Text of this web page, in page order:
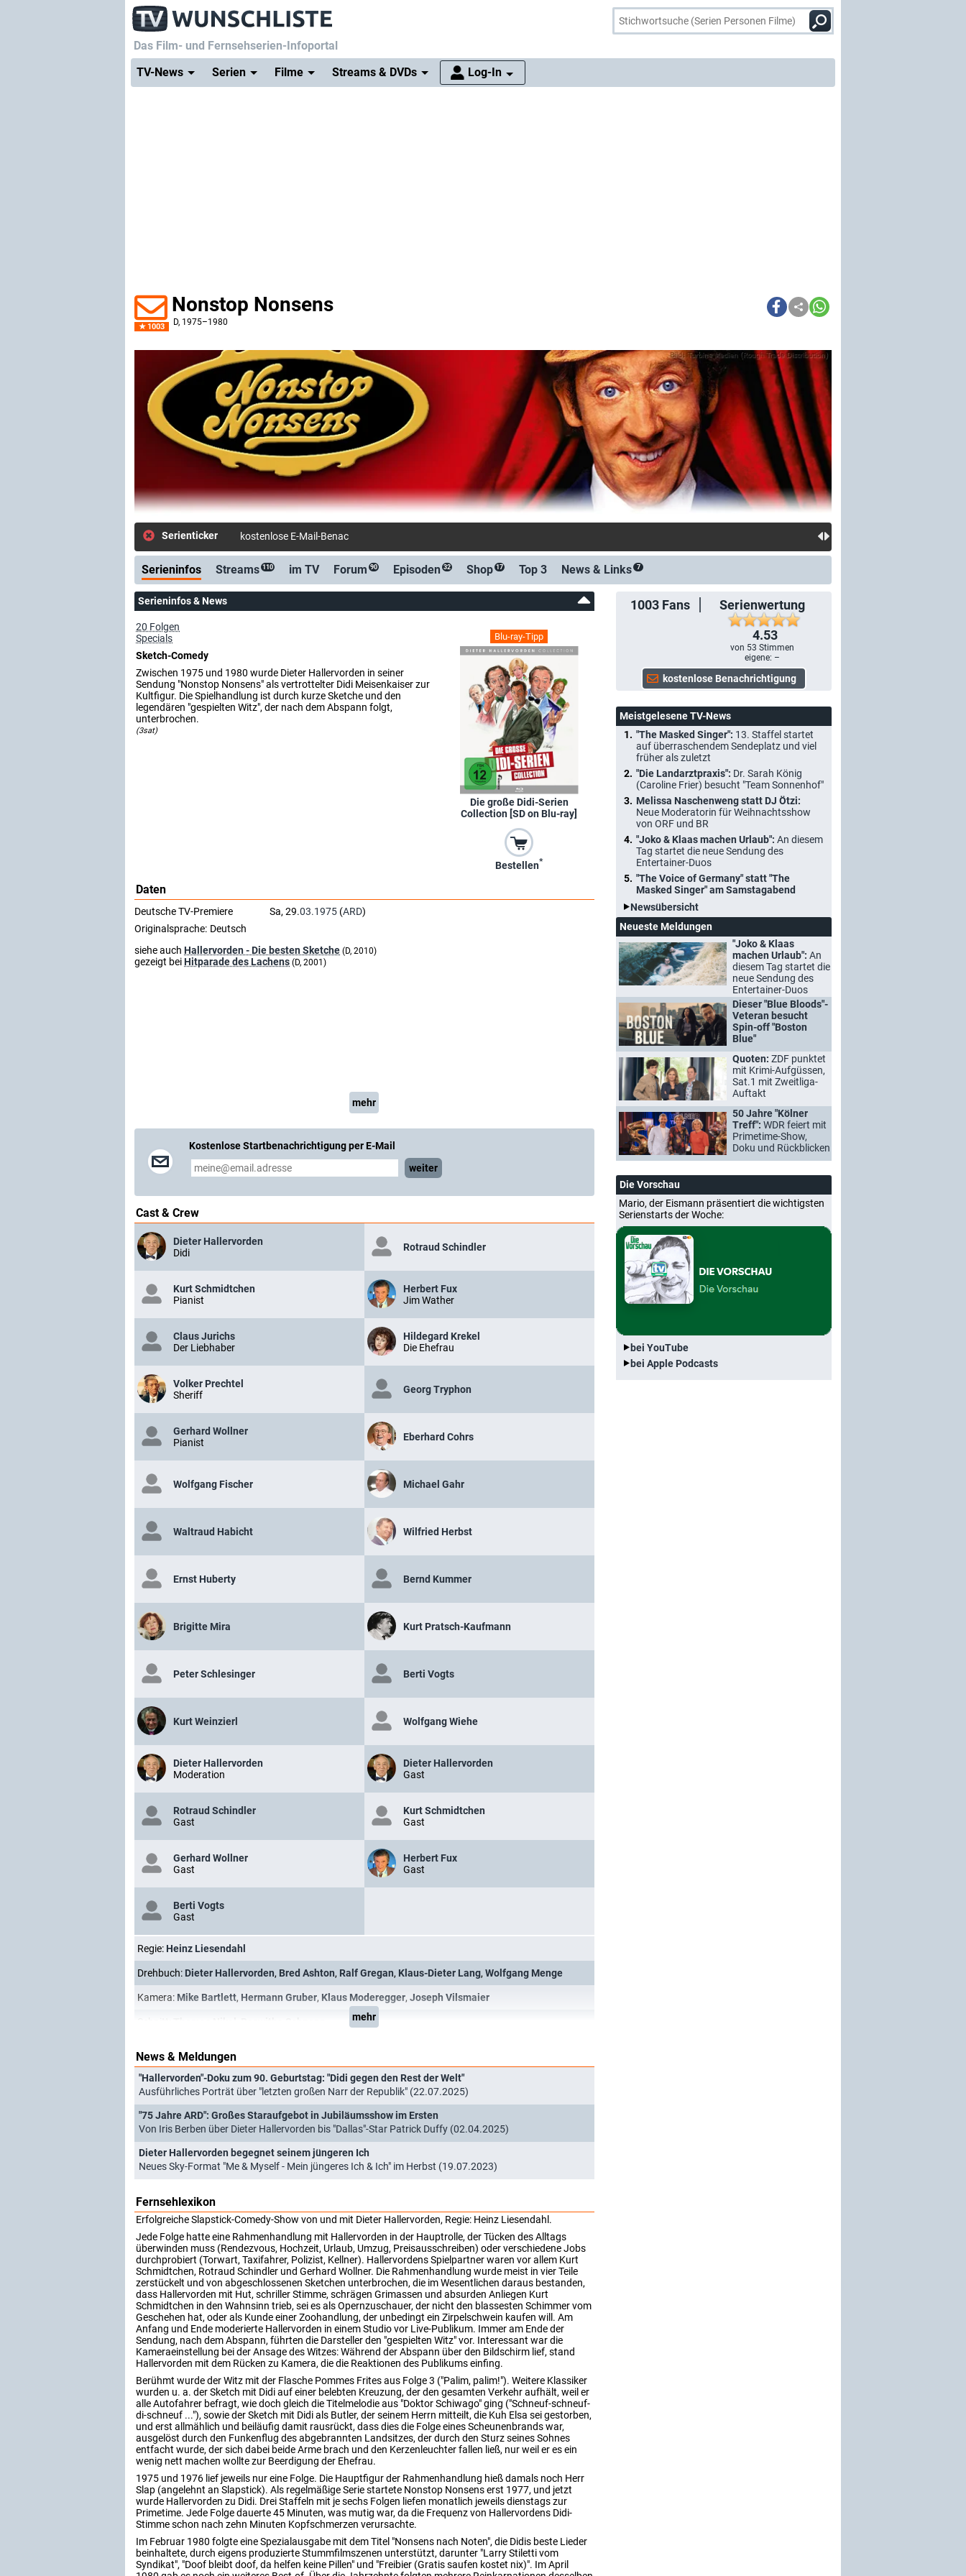
Das Film- und Fernsehserien-Infoportal
TV-News
Serien Filme Streams & DVDs Log-In
1003
Nonstop Nonsens
D, 1975–1980
Serienticker kostenlose E-Mail-Benachrichtigung bei Streaming- oder T
Serieninfos Streams 110 im TV Forum 90 Episoden 32 Shop 17 Top 3 News & Links 7
1003 Fans
Serienwertung
4.53
von 53 Stimmen
eigene: –
Serieninfos & News
Blu-ray-Tipp
Die große Didi-Serien
Collection [SD on Blu-ray]
Bestellen*
20 Folgen
Specials
Sketch-Comedy
Zwischen 1975 und 1980 wurde Dieter Hallervorden in seiner
Sendung "Nonstop Nonsens" als vertrottelter Didi Meisenkaiser zur
Kultfigur. Die Spielhandlung ist durch kurze Sketche und den
legendären "gespielten Witz", der nach dem Abspann folgt,
unterbrochen.
(3sat)
Daten
Deutsche TV-Premiere Sa, 29.03.1975 (ARD)
Originalsprache: Deutsch
siehe auch Hallervorden - Die besten Sketche (D, 2010)
gezeigt beiHitparade des Lachens (D, 2001)
mehr
Kostenlose Startbenachrichtigung per E-Mail
weiter
Cast & Crew
Dieter Hallervorden
Didi
Rotraud Schindler
Kurt Schmidtchen
Pianist
Herbert Fux
Jim Wather
Claus Jurichs
Der Liebhaber
Hildegard Krekel
Die Ehefrau
Volker Prechtel
Sheriff
Georg Tryphon
Gerhard Wollner
Pianist
Eberhard Cohrs
Wolfgang Fischer Michael Gahr
Waltraud Habicht Wilfried Herbst
Ernst Huberty Bernd Kummer
Brigitte Mira Kurt Pratsch-Kaufmann
Peter Schlesinger Berti Vogts
Kurt Weinzierl Wolfgang Wiehe
Dieter Hallervorden
Moderation
Dieter Hallervorden
Gast
Rotraud Schindler
Gast
Kurt Schmidtchen
Gast
Gerhard Wollner
Gast
Herbert Fux
Gast
Berti Vogts
Gast
Regie: Heinz Liesendahl
Drehbuch: Dieter Hallervorden, Bred Ashton, Ralf Gregan, Klaus-Dieter Lang, Wolfgang Menge
Kamera: Mike Bartlett, Hermann Gruber, Klaus Moderegger, Joseph Vilsmaier
mehr
News & Meldungen
"Hallervorden"-Doku zum 90. Geburtstag: "Didi gegen den Rest der Welt"
Ausführliches Porträt über "letzten großen Narr der Republik" (22.07.2025)
"75 Jahre ARD": Großes Staraufgebot in Jubiläumsshow im Ersten
Von Iris Berben über Dieter Hallervorden bis "Dallas"-Star Patrick Duffy (02.04.2025)
Dieter Hallervorden begegnet seinem jüngeren Ich
Neues Sky-Format "Me & Myself - Mein jüngeres Ich & Ich" im Herbst (19.07.2023)
Fernsehlexikon
Erfolgreiche Slapstick-Comedy-Show von und mit Dieter Hallervorden, Regie: Heinz Liesendahl.
Jede Folge hatte eine Rahmenhandlung mit Hallervorden in der Hauptrolle, der Tücken des Alltags
überwinden muss (Rendezvous, Hochzeit, Urlaub, Umzug, Preisausschreiben) oder verschiedene Jobs
durchprobiert (Torwart, Taxifahrer, Polizist, Kellner). Hallervordens Spielpartner waren vor allem Kurt
Schmidtchen, Rotraud Schindler und Gerhard Wollner. Die Rahmenhandlung wurde meist in vier Teile
zerstückelt und von abgeschlossenen Sketchen unterbrochen, die im Wesentlichen daraus bestanden,
dass Hallervorden mit Hut, schriller Stimme, schrägen Grimassen und absurden Anliegen Kurt
Schmidtchen in den Wahnsinn trieb, sei es als Opernzuschauer, der nicht den blassesten Schimmer vom
Geschehen hat, oder als Kunde einer Zoohandlung, der unbedingt ein Zirpelschwein kaufen will. Am
Anfang und Ende moderierte Hallervorden in einem Studio vor Live-Publikum. Immer am Ende der
Sendung, nach dem Abspann, führten die Darsteller den "gespielten Witz" vor. Interessant war die
Kameraeinstellung bei der Ansage des Witzes: Während der Abspann über den Bildschirm lief, stand
Hallervorden mit dem Rücken zu Kamera, die die Reaktionen des Publikums einfing.
Berühmt wurde der Witz mit der Flasche Pommes Frites aus Folge 3 ("Palim, palim!"). Weitere Klassiker
wurden u. a. der Sketch mit Didi auf einer belebten Kreuzung, der den gesamten Verkehr aufhält, weil er
alle Autofahrer befragt, wie doch gleich die Titelmelodie aus "Doktor Schiwago" ging ("Schneuf-schneuf-
di-schneuf ..."), sowie der Sketch mit Didi als Butler, der seinem Herrn mitteilt, die Kuh Elsa sei gestorben,
und erst allmählich und beiläufig damit rausrückt, dass dies die Folge eines Scheunenbrands war,
ausgelöst durch den Funkenflug des abgebrannten Landsitzes, der durch den Sturz seines Sohnes
entfacht wurde, der sich dabei beide Arme brach und den Kerzenleuchter fallen ließ, nur weil er es ein
wenig nett machen wollte zur Beerdigung der Ehefrau.
1975 und 1976 lief jeweils nur eine Folge. Die Hauptfigur der Rahmenhandlung hieß damals noch Herr
Slap (angelehnt an Slapstick). Als regelmäßige Serie startete Nonstop Nonsens erst 1977, und jetzt
wurde Hallervorden zu Didi. Drei Staffeln mit je sechs Folgen liefen monatlich jeweils dienstags zur
Primetime. Jede Folge dauerte 45 Minuten, was mutig war, da die Frequenz von Hallervordens Didi-
Stimme schon nach zehn Minuten Kopfschmerzen verursachte.
Im Februar 1980 folgte eine Spezialausgabe mit dem Titel "Nonsens nach Noten", die Didis beste Lieder
beinhaltete, durch eigens produzierte Stummfilmszenen unterstützt, darunter "Larry Stiletti vom
Syndikat", "Doof bleibt doof, da helfen keine Pillen" und "Freibier (Gratis saufen kostet nix)". Im April
Meistgelesene TV-News
"The Masked Singer": 13. Staffel startet
auf überraschendem Sendeplatz und viel
früher als zuletzt
"Die Landarztpraxis": Dr. Sarah König
(Caroline Frier) besucht "Team Sonnenhof"
Melissa Naschenweng statt DJ Ötzi:
Neue Moderatorin für Weihnachtsshow
von ORF und BR
"Joko & Klaas machen Urlaub": An diesem
Tag startet die neue Sendung des
Entertainer-Duos
"The Voice of Germany" statt "The
Masked Singer" am Samstagabend
Newsübersicht
Neueste Meldungen
"Joko & Klaas
machen Urlaub": An
diesem Tag startet die
neue Sendung des
Entertainer-Duos
Dieser "Blue Bloods"-
Veteran besucht
Spin-off "Boston
Blue"
Quoten: ZDF punktet
mit Krimi-Aufgüssen,
Sat.1 mit Zweitliga-
Auftakt
50 Jahre "Kölner
Treff": WDR feiert mit
Primetime-Show,
Doku und Rückblicken
Die Vorschau
Mario, der Eismann präsentiert die wichtigsten
Serienstarts der Woche:
bei YouTube
bei Apple Podcasts